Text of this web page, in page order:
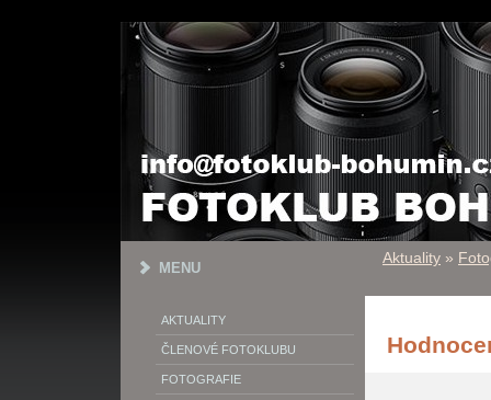
MENU
AKTUALITY
ČLENOVÉ FOTOKLUBU
FOTOGRAFIE
Aktuality »